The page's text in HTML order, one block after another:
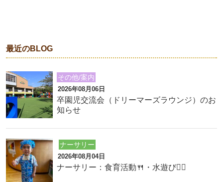
最近のBLOG
その他/案内
2026年08月06日
卒園児交流会（ドリーマーズラウンジ）のお
知らせ
ナーサリー
2026年08月04日
ナーサリー：食育活動🍴・水遊び🏊‍♂️